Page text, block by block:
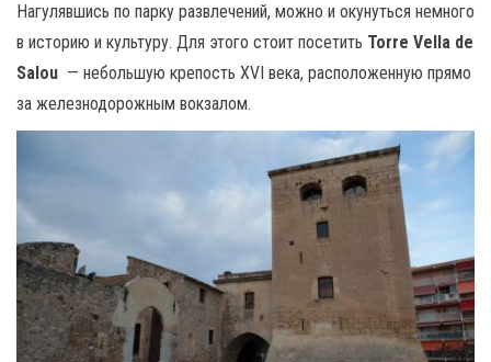
Нагулявшись по парку развлечений, можно и окунуться немного
в историю и культуру. Для этого стоит посетить Torre Vella de
Salou — небольшую крепость XVI века, расположенную прямо
за железнодорожным вокзалом.